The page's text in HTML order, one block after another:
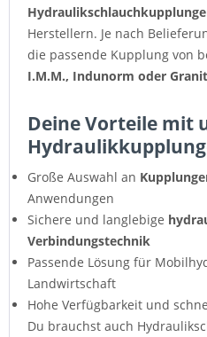
Herstellern. Je nach
die passende Kupplung von
I.M.M., Indunorm oder Granit
Deine Vorteile mit
Große Auswahl an
Anwendungen
Sichere und langlebige
Verbindungstechnik
Passende Lösung für
Landwirtschaft
Hohe Verfügbarkeit und
Du brauchst auch